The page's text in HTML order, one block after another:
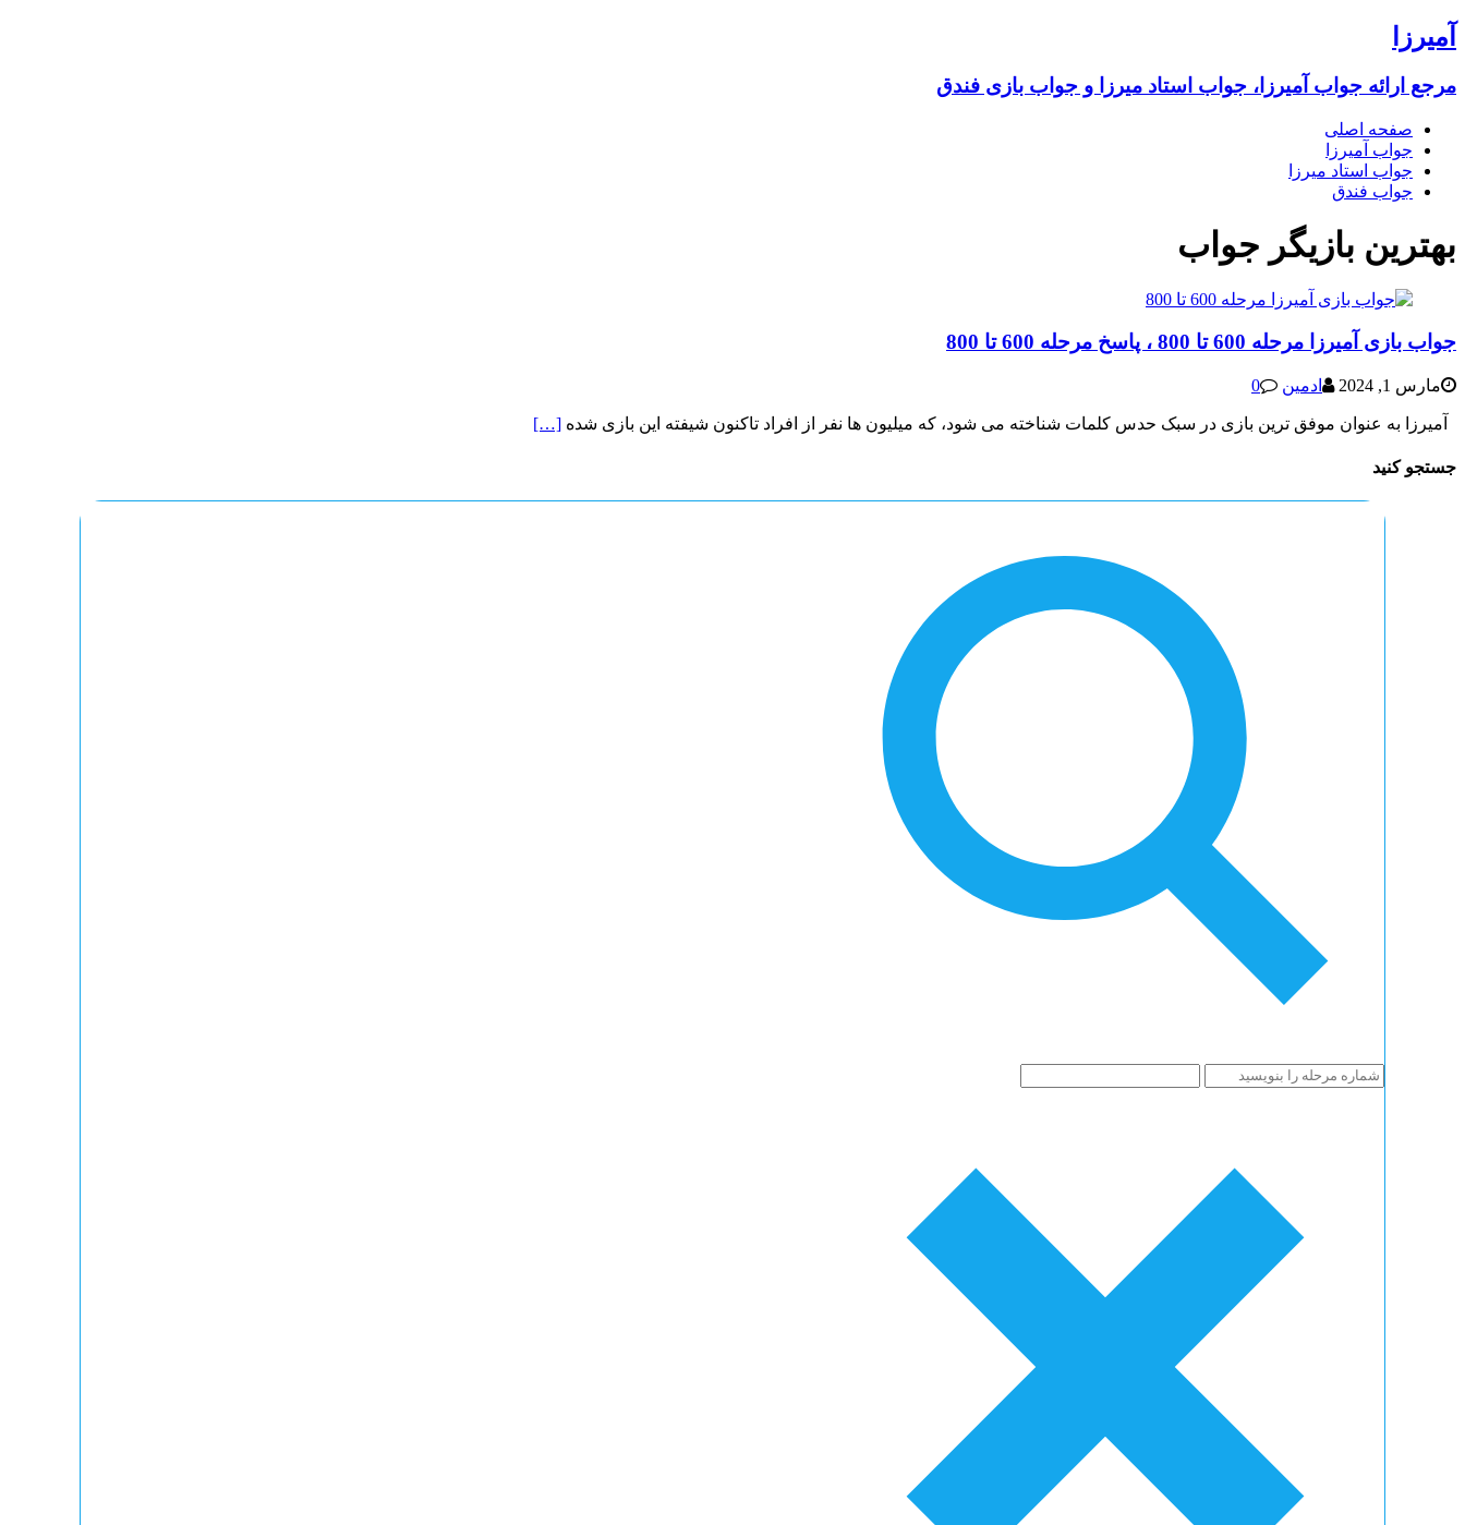
آمیرزا
مرجع ارائه جواب آمیرزا، جواب استاد میرزا و جواب بازی فندق
صفحه اصلی
جواب آمیرزا
جواب استاد میرزا
جواب فندق
بهترین بازیگر جواب
جواب بازی آمیرزا مرحله 600 تا 800 ، پاسخ مرحله 600 تا 800
مارس 1, 2024 ادمین 0
آمیرزا به عنوان موفق‌ ترین بازی در سبک حدس کلمات شناخته می‌ شود، که میلیون‌ ها نفر از افراد تاکنون شیفته این بازی شده‌ […]
جستجو کنید